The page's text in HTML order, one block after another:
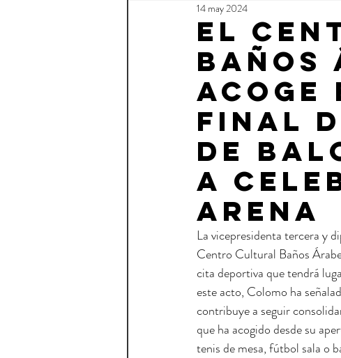
El
Baños
acoge
final
de
a
Arena
14 may 2024
La vicepresidenta tercera y
Centro Cultural Baños
cita deportiva que tendrá
este acto, Colomo ha
contribuye a seguir
que ha acogido desde su
tenis de mesa, fútbol sala o